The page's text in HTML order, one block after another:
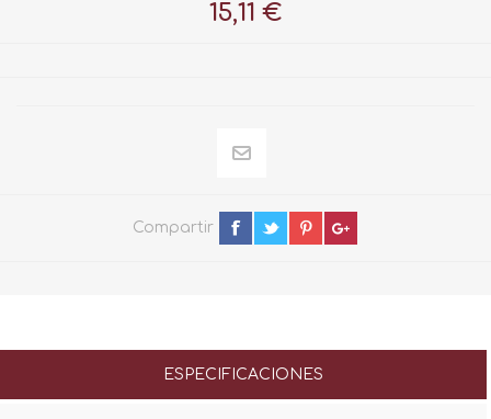
15,11 €
Compartir
ESPECIFICACIONES